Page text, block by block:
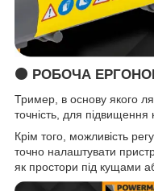
🟠 РОБОЧА
Тример, в основу якого
точність, для
Крім того, можливість
точно налаштувати
як простори під кущами